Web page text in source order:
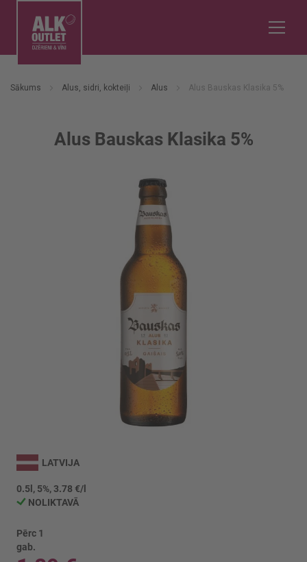
Sākums Alus, sidri, kokteiļi Alus Alus Bauskas Klasika 5%
Alus Bauskas Klasika 5%
uz
galerijas
sākumu
LATVIJA
0.5l, 5%, 3.78 €/l
NOLIKTAVĀ
Pērc 1
gab.